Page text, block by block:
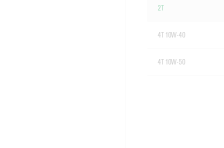
2T
4T 10W-40
4T 10W-50